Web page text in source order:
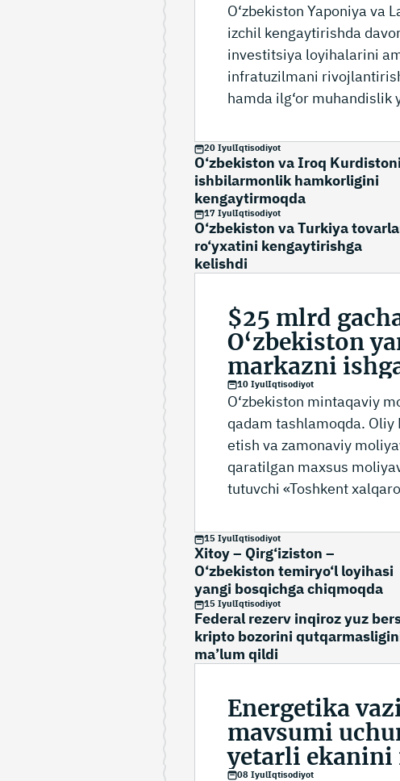
O‘zbekiston Yaponiya va
izchil kengaytirishda
investitsiya loyihalarini
infratuzilmani
hamda ilg‘or
20 IyulIqtisodiyot
O‘zbekiston va Iroq
ishbilarmonlik hamkorligini
kengaytirmoqda
17 IyulIqtisodiyot
O‘zbekiston va Turkiya
ro‘yxatini kengaytirishga
kelishdi
$25 mlrd
O‘zbekiston
markazni
10 IyulIqtisodiyot
O‘zbekiston mintaqaviy
qadam tashlamoqda.
etish va zamonaviy
qaratilgan maxsus
tutuvchi «Toshkent
15 IyulIqtisodiyot
Xitoy – Qirg‘iziston –
O‘zbekiston temiryo‘l loyihasi
yangi bosqichga chiqmoqda
15 IyulIqtisodiyot
Federal rezerv inqiroz yuz
kripto bozorini
ma’lum qildi
Energetika
mavsumi
yetarli ekanini
08 IyulIqtisodiyot